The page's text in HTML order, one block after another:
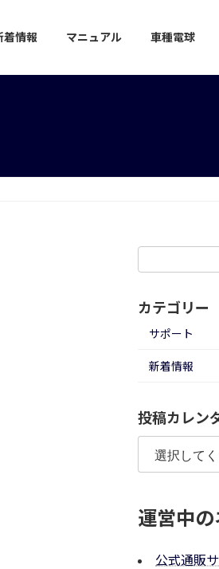
着情報 マニュアル 車種電球
カテゴリー
サポート
新着情報
投稿カレン
運営中
公式通販